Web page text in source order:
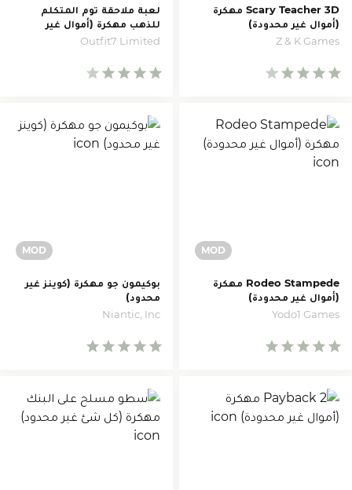
Scary Teacher 3D مهكرة
(أموال غير محدودة)
Z & K Games
لعبة ملاحقة توم المتكلم
للذهب مهكرة (أموال غير
محدودة وجواهر)
Outfit7 Limited
Rodeo Stampede مهكرة
(أموال غير محدودة)
Yodo1 Games
بوكيمون جو مهكرة (كوينز غير
محدود)
Niantic, Inc